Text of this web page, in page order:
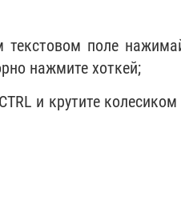
поле
нажмите хоткей;
и крутите